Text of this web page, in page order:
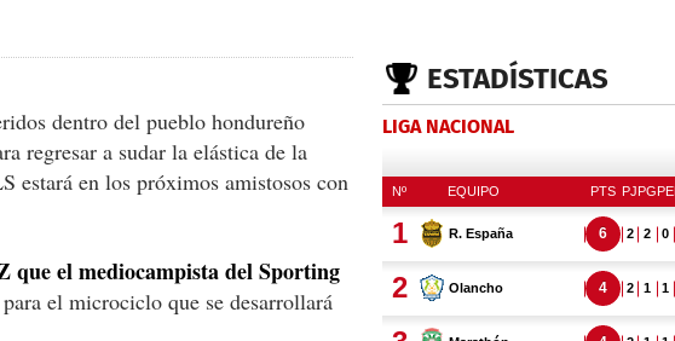
dentro del pueblo hondureño
regresar a sudar la elástica de la
estará en los próximos amistosos con
el mediocampista del Sporting
para el microciclo que se desarrollará
ESTADÍSTICAS
LIGA NACIONAL